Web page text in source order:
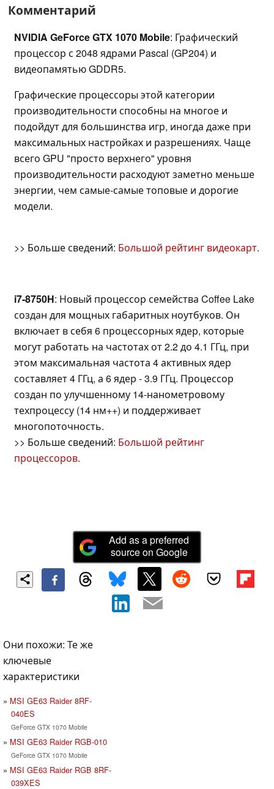
Комментарий
NVIDIA GeForce GTX 1070 Mobile: Графический
процессор с 2048 ядрами Pascal (GP204) и
видеопамятью GDDR5.
Графические процессоры этой категории
производительности способны на многое и
подойдут для большинства игр, иногда даже при
максимальных настройках и разрешениях. Чаще
всего GPU "просто верхнего" уровня
производительности расходуют заметно меньше
энергии, чем самые-самые топовые и дорогие
модели.
>> Больше сведений: Большой рейтинг видеокарт.
i7-8750H: Новый процессор семейства Coffee Lake
создан для мощных габаритных ноутбуков. Он
включает в себя 6 процессорных ядер, которые
могут работать на частотах от 2.2 до 4.1 ГГц, при
этом максимальная частота 4 активных ядер
составляет 4 ГГц, а 6 ядер - 3.9 ГГц. Процессор
создан по улучшенному 14-нанометровому
техпроцессу (14 нм++) и поддерживает
многопоточность.
>> Больше сведений: Большой рейтинг
процессоров.
Add as a preferred
source on Google
Они похожи: Те же
ключевые
характеристики
MSI GE63 Raider 8RF-
040ES
GeForce GTX 1070 Mobile
MSI GE63 Raider RGB-010
GeForce GTX 1070 Mobile
MSI GE63 Raider RGB 8RF-
039XES